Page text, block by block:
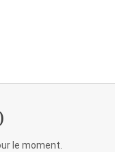
le moment.